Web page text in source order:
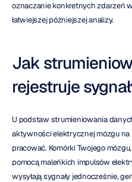
oznaczanie konkretnych zdarzeń
łatwiejszej późniejszej analizy.
Jak
rejestruje
U podstaw strumieniowania
aktywności elektrycznej mózgu
pracować. Komórki Twojego
pomocą maleńkich impulsów
wysyłają sygnały jednocześnie,